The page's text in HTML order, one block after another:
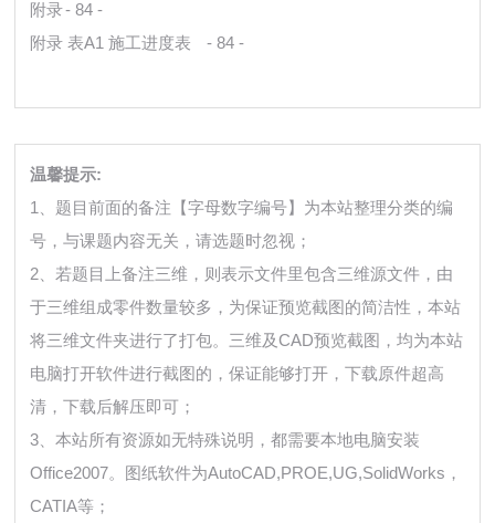
附录- 84 -
附录 表A1 施工进度表
- 84 -
温馨提示:
1、题目前面的备注【字母数字编号】为本站整理分类的编
号，与课题内容无关，请选题时忽视；
2、若题目上备注三维，则表示文件里包含三维源文件，由
于三维组成零件数量较多，为保证预览截图的简洁性，本站
将三维文件夹进行了打包。三维及CAD预览截图，均为本站
电脑打开软件进行截图的，保证能够打开，下载原件超高
清，下载后解压即可；
3、本站所有资源如无特殊说明，都需要本地电脑安装
Office2007。图纸软件为AutoCAD,PROE,UG,SolidWorks，
CATIA等；